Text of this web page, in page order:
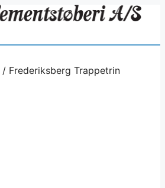
/ Frederiksberg Trappetrin